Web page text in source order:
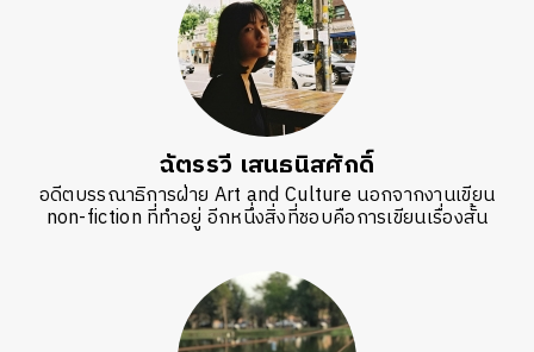
ฉัตรรวี เสนธนิสศักดิ์
อดีตบรรณาธิการฝ่าย Art and Culture นอกจากงานเขียน
non-fiction ที่ทำอยู่ อีกหนึ่งสิ่งที่ชอบคือการเขียนเรื่องสั้น
TWEET LINE